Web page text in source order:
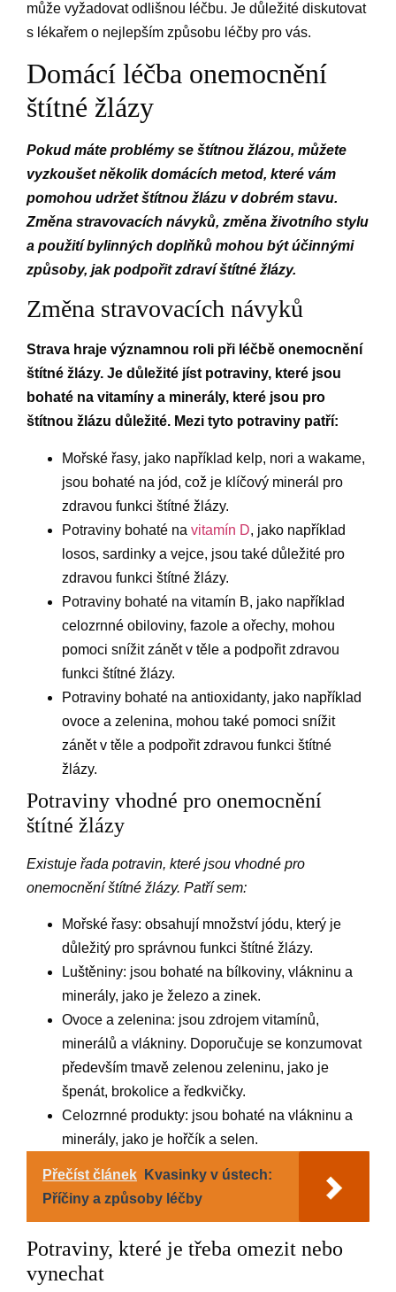
může vyžadovat odlišnou léčbu. Je důležité diskutovat
s lékařem o nejlepším způsobu léčby pro vás.
Domácí léčba onemocnění
štítné žlázy
Pokud máte problémy se štítnou žlázou, můžete
vyzkoušet několik domácích metod, které vám
pomohou udržet štítnou žlázu v dobrém stavu.
Změna stravovacích návyků, změna životního stylu
a použití bylinných doplňků mohou být účinnými
způsoby, jak podpořit zdraví štítné žlázy.
Změna stravovacích návyků
Strava hraje významnou roli při léčbě onemocnění
štítné žlázy. Je důležité jíst potraviny, které jsou
bohaté na vitamíny a minerály, které jsou pro
štítnou žlázu důležité. Mezi tyto potraviny patří:
Mořské řasy, jako například kelp, nori a wakame,
jsou bohaté na jód, což je klíčový minerál pro
zdravou funkci štítné žlázy.
Potraviny bohaté na vitamín D, jako například
losos, sardinky a vejce, jsou také důležité pro
zdravou funkci štítné žlázy.
Potraviny bohaté na vitamín B, jako například
celozrnné obiloviny, fazole a ořechy, mohou
pomoci snížit zánět v těle a podpořit zdravou
funkci štítné žlázy.
Potraviny bohaté na antioxidanty, jako například
ovoce a zelenina, mohou také pomoci snížit
zánět v těle a podpořit zdravou funkci štítné
žlázy.
Potraviny vhodné pro onemocnění
štítné žlázy
Existuje řada potravin, které jsou vhodné pro
onemocnění štítné žlázy. Patří sem:
Mořské řasy: obsahují množství jódu, který je
důležitý pro správnou funkci štítné žlázy.
Luštěniny: jsou bohaté na bílkoviny, vlákninu a
minerály, jako je železo a zinek.
Ovoce a zelenina: jsou zdrojem vitamínů,
minerálů a vlákniny. Doporučuje se konzumovat
především tmavě zelenou zeleninu, jako je
špenát, brokolice a ředkvičky.
Celozrnné produkty: jsou bohaté na vlákninu a
minerály, jako je hořčík a selen.
Přečíst článek
Kvasinky v ústech:
Příčiny a způsoby léčby
Potraviny, které je třeba omezit nebo
vynechat